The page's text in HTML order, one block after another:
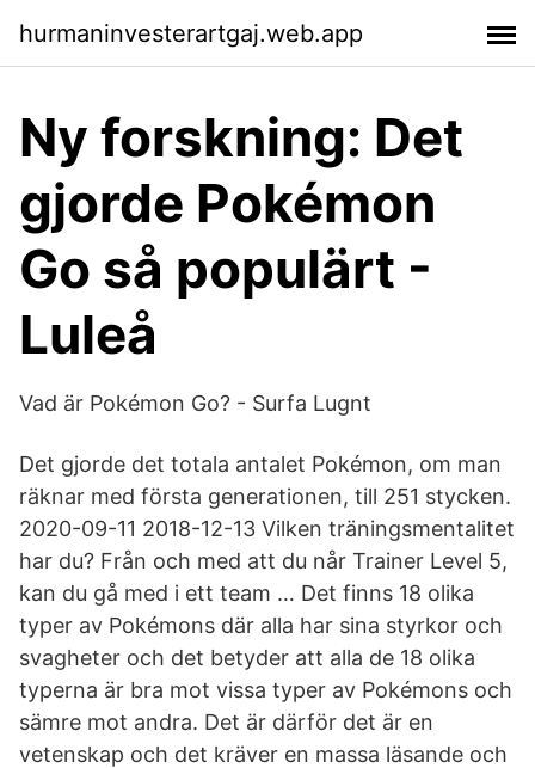
hurmaninvesterartgaj.web.app
Ny forskning: Det
gjorde Pokémon
Go så populärt -
Luleå
Vad är Pokémon Go? - Surfa Lugnt
Det gjorde det totala antalet Pokémon, om man
räknar med första generationen, till 251 stycken.
2020-09-11 2018-12-13 Vilken träningsmentalitet
har du? Från och med att du når Trainer Level 5,
kan du gå med i ett team … Det finns 18 olika
typer av Pokémons där alla har sina styrkor och
svagheter och det betyder att alla de 18 olika
typerna är bra mot vissa typer av Pokémons och
sämre mot andra. Det är därför det är en
vetenskap och det kräver en massa läsande och